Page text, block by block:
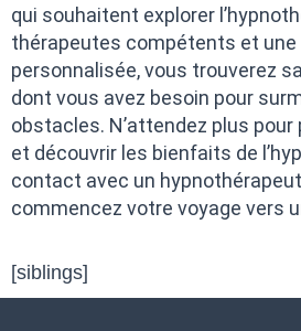
qui souhaitent explorer
thérapeutes compétents et une
personnalisée, vous trouverez
dont vous avez besoin pour
obstacles. N’attendez plus pour
et découvrir les bienfaits de
contact avec un
commencez votre voyage vers
[siblings]